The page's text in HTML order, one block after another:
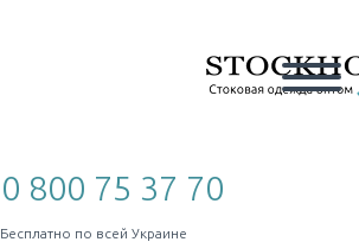
0 800 75 37 70
Бесплатно по всей Украине